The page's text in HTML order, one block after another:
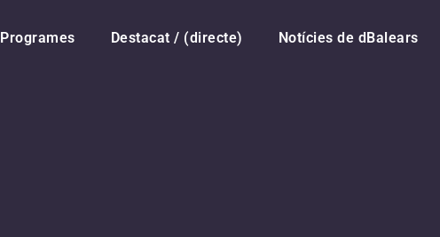
Programes Destacat / (directe) Notícies de dBalears